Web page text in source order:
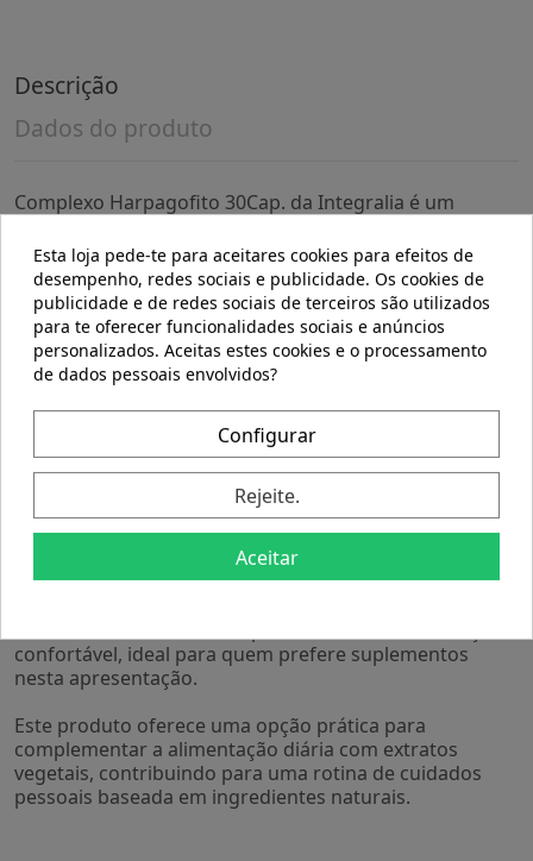
Descrição
Dados do produto
Complexo Harpagofito 30Cap. da Integralia é um
procuram apoiar o seu bem-estar diário através de
ingredientes de origem natural. Sua formulação é
voltada para quem deseja incorporar em sua rotina
habitual um produto elaborado com extratos vegetais.
- Contém extrato de harpagofito, reconhecido por seu
uso tradicional na nutrição natural.
- Apresentação em cápsulas que facilitam a dosagem e
- Formulado para ser facilmente integrado a diferentes
- Embalagem com 30 cápsulas, indicada para um mês
de uso contínuo.
As cápsulas Harpagofito Complex são elaborado com
confortável, ideal para quem prefere suplementos
nesta apresentação.
Este produto oferece uma opção prática para
complementar a alimentação diária com extratos
vegetais, contribuindo para uma rotina de cuidados
pessoais baseada em ingredientes naturais.
Esta loja pede-te para aceitares cookies para efeitos de
desempenho, redes sociais e publicidade. Os cookies de
publicidade e de redes sociais de terceiros são utilizados
para te oferecer funcionalidades sociais e anúncios
personalizados. Aceitas estes cookies e o processamento
de dados pessoais envolvidos?
Configurar
Rejeite.
Aceitar